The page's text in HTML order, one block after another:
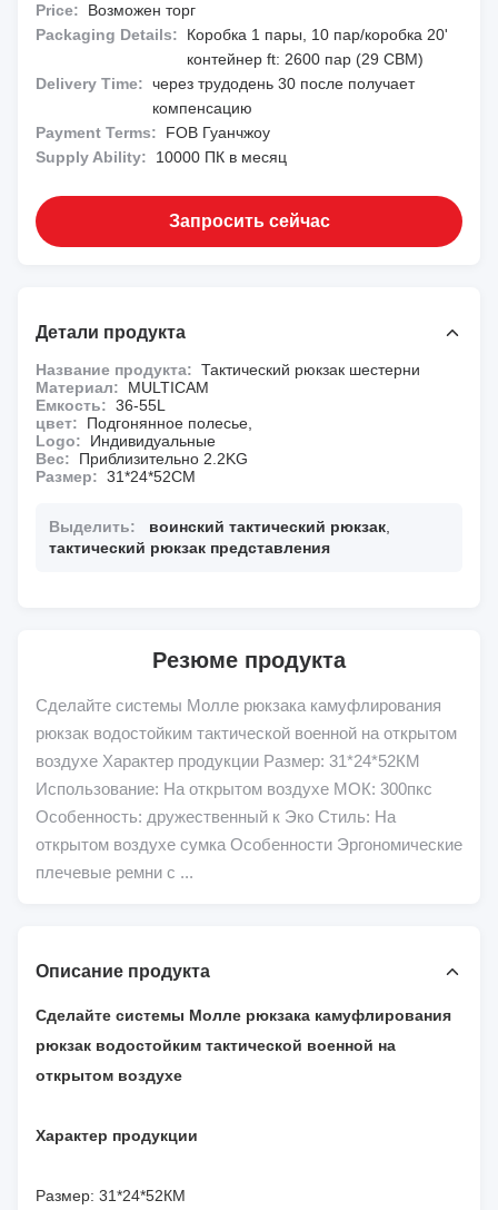
Price:
Возможен торг
Packaging Details:
Коробка 1 пары, 10 пар/коробка 20'
контейнер ft: 2600 пар (29 CBM)
Delivery Time: через трудодень 30 после получает
компенсацию
Payment Terms:
FOB Гуанчжоу
Supply Ability:
10000 ПК в месяц
Запросить сейчас
Детали продукта
Название продукта: Тактический рюкзак шестерни
Материал:
MULTICAM
Емкость: 36-55L
цвет:
Подгонянное полесье,
Logo:
Индивидуальные
Вес:
Приблизительно 2.2KG
Размер: 31*24*52CM
Выделить: воинский тактический рюкзак
тактический рюкзак представления
Резюме продукта
Сделайте системы Молле рюкзака камуфлирования
рюкзак водостойким тактической военной на открытом
воздухе Характер продукции Размер: 31*24*52КМ
Использование: На открытом воздухе МОК: 300пкс
Особенность: дружественный к Эко Стиль: На
открытом воздухе сумка Особенности Эргономические
плечевые ремни с ...
Описание продукта
Сделайте системы Молле рюкзака камуфлирования
рюкзак водостойким тактической военной на
открытом воздухе
Характер продукции
Размер: 31*24*52КМ